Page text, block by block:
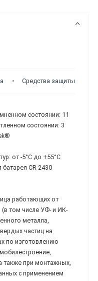
Средства защиты
состоянии: 11
состоянии: 3
от -5°С до +55°С
батарея СR 2430
работающих от
(в том числе УФ- и ИК-
металла,
частиц на
по изготовлению
также при монтажных,
с применением